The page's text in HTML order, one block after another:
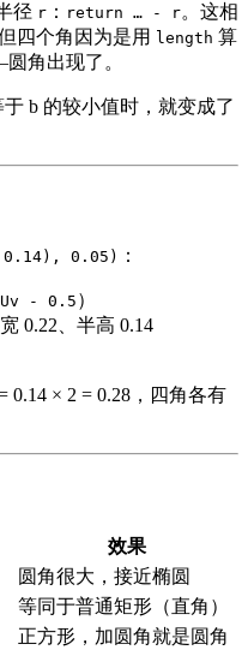
径 r ： return … - r。这相
四个角因为是用 length 算
角出现了。
b 的较小值时，就变成了
0.14), 0.05) ：
- 0.5）
0.22、半高 0.14
0.14 × 2 = 0.28，四角各有
效果
圆角很大，接近椭圆
等同于普通矩形（直角）
正方形，加圆角就是圆角